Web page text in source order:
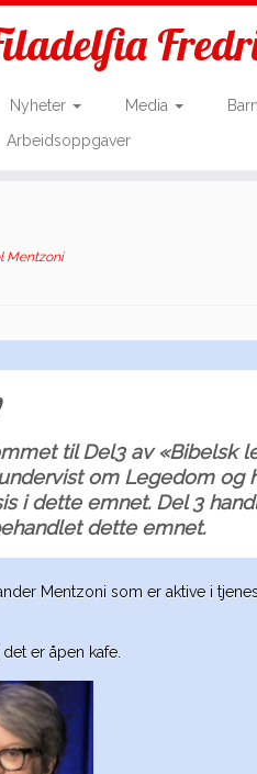
Nyheter Media Barn
Arbeidsoppgaver
Mentzoni
til Del3 av «Bibelsk
om Legedom og
i dette emnet. Del 3
dette emnet.
Mentzoni som er aktive i
er åpen kafe.